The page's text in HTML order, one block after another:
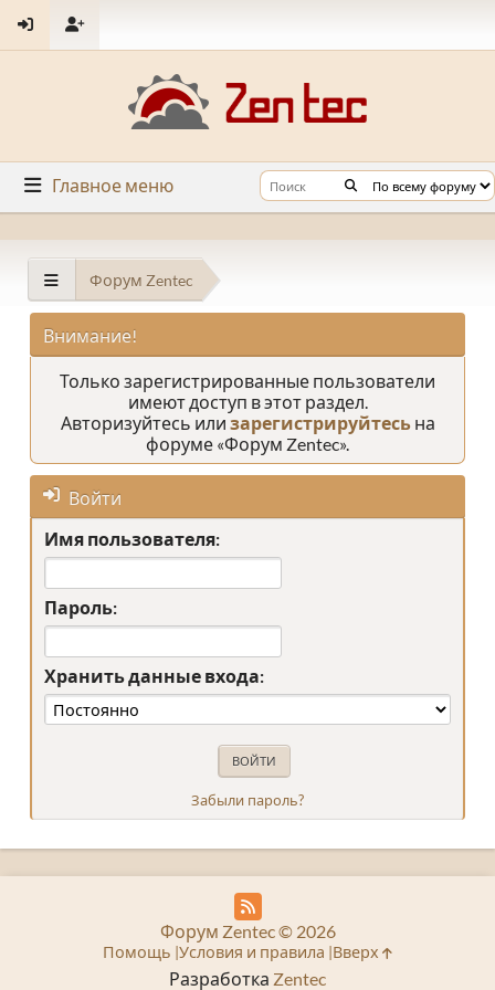
Главное меню
Форум Zentec
Внимание!
Только зарегистрированные пользователи
имеют доступ в этот раздел.
Авторизуйтесь или зарегистрируйтесьна
форуме «Форум Zentec».
Войти
Имя пользователя:
Пароль:
Хранить данные входа:
Забыли пароль?
Разработка Zentec
Форум Zentec © 2026
Помощь Условия и правила Вверх